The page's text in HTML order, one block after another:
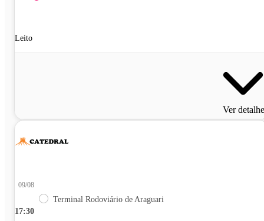
Leito
Ver
17:30
09/08
Terminal Rodoviário de Araguari